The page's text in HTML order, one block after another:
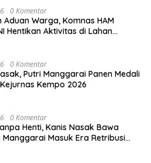
0 Komentar
Aduan Warga, Komnas HAM
Hentikan Aktivitas di Lahan
0 Komentar
Putri Manggarai Panen Medali
Kempo 2026
0 Komentar
Henti, Kanis Nasak Bawa
Masuk Era Retribusi